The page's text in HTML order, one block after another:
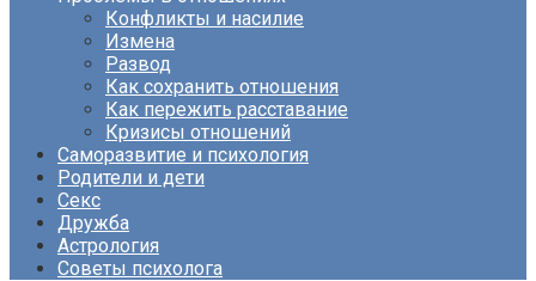
Конфликты и насилие
Измена
Развод
Как сохранить отношения
Как пережить расставание
Кризисы отношений
Саморазвитие и психология
Родители и дети
Секс
Дружба
Астрология
Советы психолога